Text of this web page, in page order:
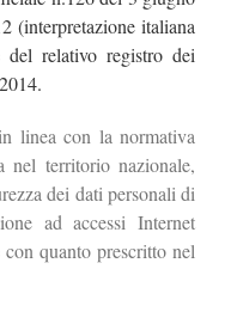
(interpretazione italiana
relativo registro dei
linea con la normativa
nel territorio nazionale,
dei dati personali di
ad accessi Internet
con quanto prescritto nel